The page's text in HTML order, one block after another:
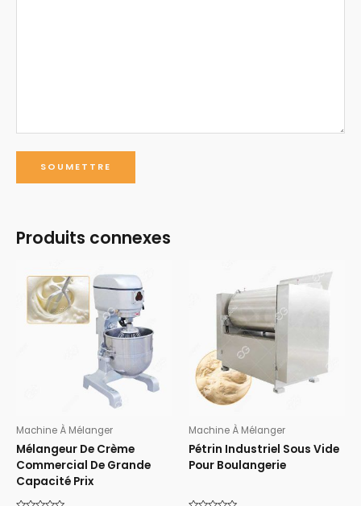
Produits connexes
Machine À Mélanger
Mélangeur De Crème
Commercial De Grande
Capacité Prix
Machine À Mélanger
Pétrin Industriel Sous Vide
Pour Boulangerie